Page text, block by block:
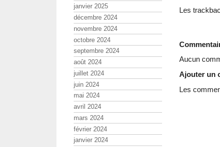
Les
Aucun
Ajouter un
Les
janvier 2025
décembre 2024
novembre 2024
octobre 2024
septembre 2024
août 2024
juillet 2024
juin 2024
mai 2024
avril 2024
mars 2024
février 2024
janvier 2024